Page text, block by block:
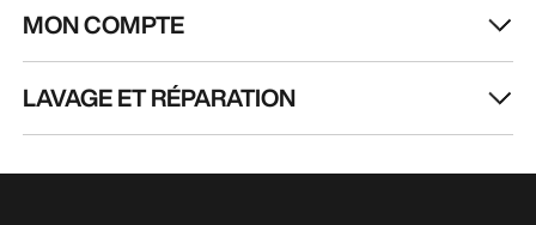
MON COMPTE
LAVAGE ET RÉPARATION